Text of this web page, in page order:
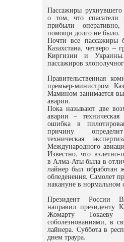
Пассажиры рухнувшего
о том, что спасатели
прибыли
помощи долго не было.
Почти все пассажиры
Казахстана, четверо –
Киргизии и
пассажиров
Правительственная
премьер-министром
Мамином занимается
аварии.
Пока называют две
аварии – техническая
ошибка в
причину
техническая
Международного
Известно, что взлетно-
в Алма-Аты была в
лайнер был обработан
обледенения. Самолет
накануне в нормальном
Президент России
направил президенту
Жомарту Токаеву
соболезнованиями, в
лайнера. Суббота в
днем траура.